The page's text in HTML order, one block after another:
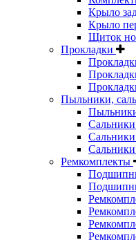
Крыло
Крыло
Щиток
Прокладки
Пыльники,
Сальники
Сальники
Ремкомплекты